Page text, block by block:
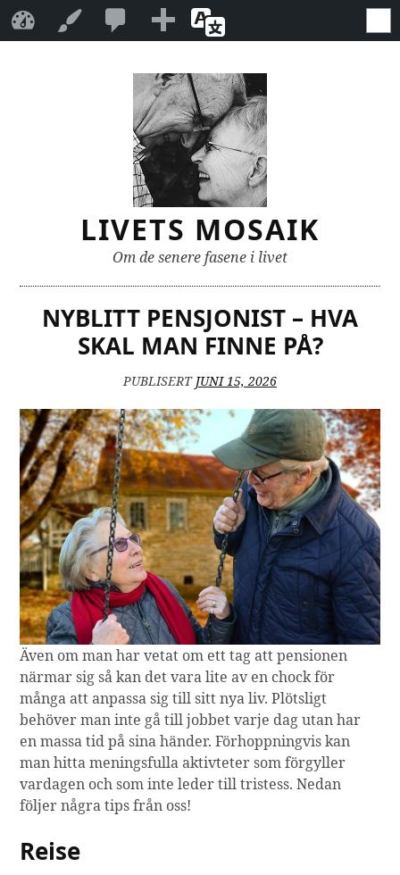
LIVETS MOSAIK
Om de senere fasene i livet
NYBLITT PENSJONIST – HVA
SKAL MAN FINNE PÅ?
PUBLISERT JUNI 15, 2026
Även om man har vetat om ett tag att pensionen
närmar sig så kan det vara lite av en chock för
många att anpassa sig till sitt nya liv. Plötsligt
behöver man inte gå till jobbet varje dag utan har
en massa tid på sina händer. Förhoppningvis kan
man hitta meningsfulla aktivteter som förgyller
vardagen och som inte leder till tristess. Nedan
följer några tips från oss!
Reise
Livets mosaik
Tilpass
kommentarer
under
moderering
Legg
til
Oversett
1